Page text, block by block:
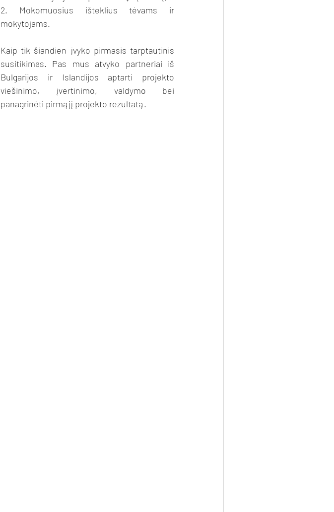
2. Mokomuosius išteklius tėvams ir
mokytojams.
Kaip tik šiandien įvyko pirmasis tarptautinis
susitikimas. Pas mus atvyko partneriai iš
Bulgarijos ir Islandijos aptarti projekto
viešinimo, įvertinimo, valdymo bei
panagrinėti pirmąjį projekto rezultatą.